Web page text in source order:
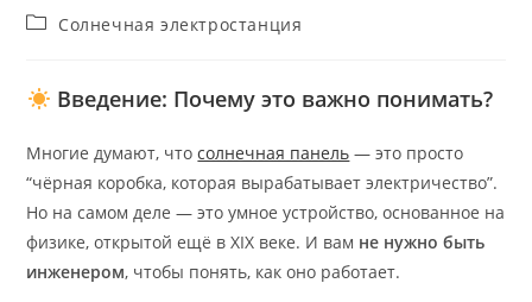
РубрикаСолнечная электростанция
Введение: Почему это важно понимать?
Многие думают, чтосолнечная панель — это просто
“чёрная коробка, которая вырабатывает электричество”.
Но на самом деле — это умное устройство, основанное на
физике, открытой ещё в XIX веке. И вам не нужно быть
инженером, чтобы понять, как оно работает.